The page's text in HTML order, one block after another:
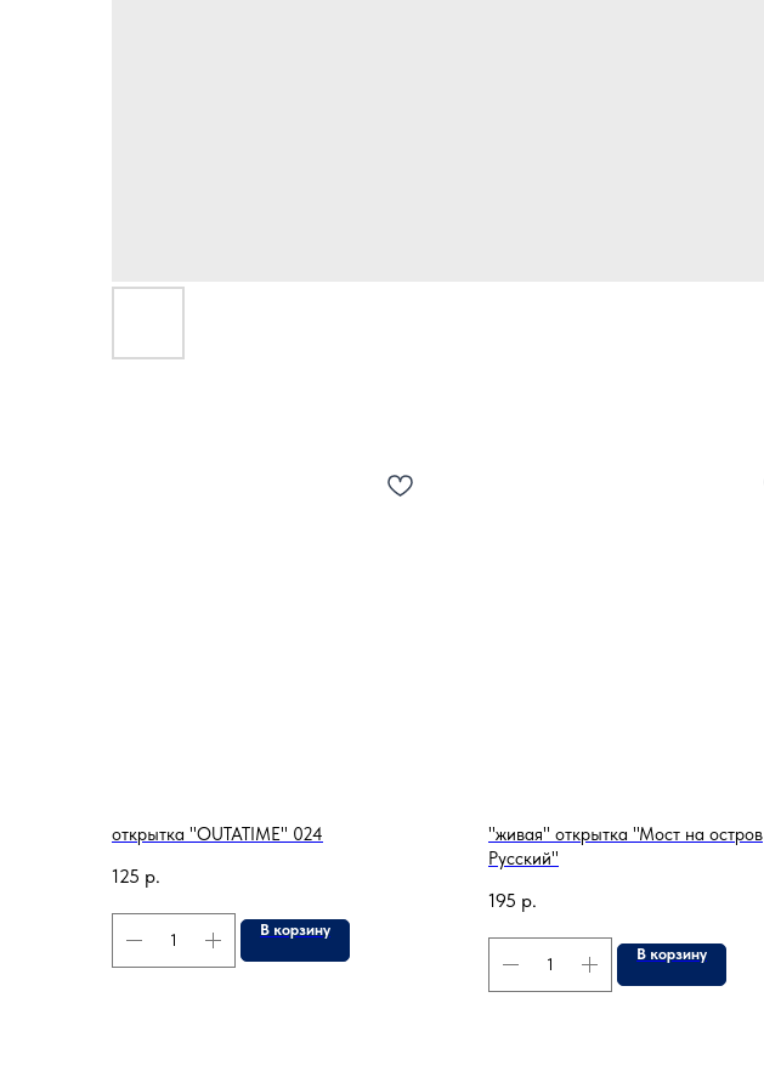
открытка "OUTATIME" 024
125 р.
В корзину
"живая" открытка "Мост на остров
Русский"
195 р.
В корзину